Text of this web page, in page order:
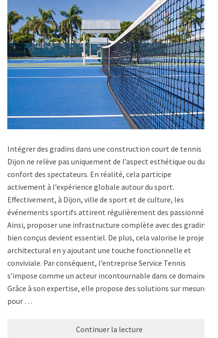
Intégrer des gradins dans une construction court de tennis
Dijon ne relève pas uniquement de l’aspect esthétique ou du
confort des spectateurs. En réalité, cela participe
activement à l’expérience globale autour du sport.
Effectivement, à Dijon, ville de sport et de culture, les
événements sportifs attirent régulièrement des passionnés.
Ainsi, proposer une infrastructure complète avec des gradins
bien conçus devient essentiel. De plus, cela valorise le projet
architectural en y ajoutant une touche fonctionnelle et
conviviale. Par conséquent, l’entreprise Service Tennis
s’impose comme un acteur incontournable dans ce domaine.
Grâce à son expertise, elle propose des solutions sur mesure
pour …
Continuer la lecture